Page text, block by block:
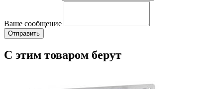
Ваше сообщение
С этим товаром берут